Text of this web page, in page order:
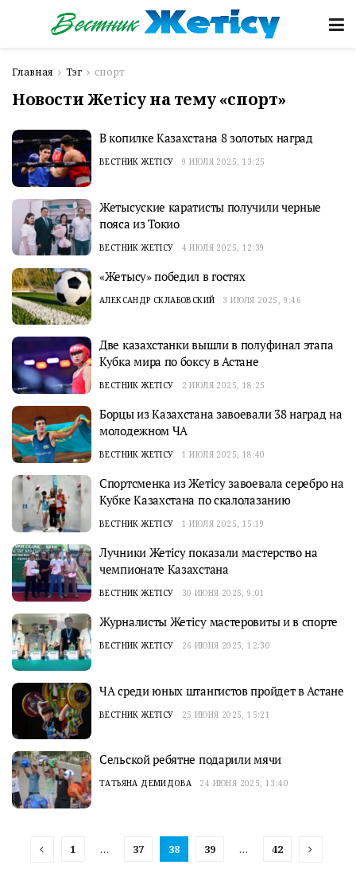
Главная Тэг спорт
Новости Жетісу на тему «спорт»
В копилке Казахстана 8 золотых наград
ВЕСТНИК ЖЕТІСУ 9 ИЮЛЯ 2025, 13:25
Жетысуские каратисты получили черные
пояса из Токио
ВЕСТНИК ЖЕТІСУ 4 ИЮЛЯ 2025, 12:39
«Жетысу» победил в гостях
АЛЕКСАНДР СКЛАБОВСКИЙ 3 ИЮЛЯ 2025, 9:46
Две казахстанки вышли в полуфинал этапа
Кубка мира по боксу в Астане
ВЕСТНИК ЖЕТІСУ 2 ИЮЛЯ 2025, 18:25
Борцы из Казахстана завоевали 38 наград на
молодежном ЧА
ВЕСТНИК ЖЕТІСУ 1 ИЮЛЯ 2025, 18:40
Спортсменка из Жетісу завоевала серебро на
Кубке Казахстана по скалолазанию
ВЕСТНИК ЖЕТІСУ 1 ИЮЛЯ 2025, 15:19
Лучники Жетiсу показали мастерство на
чемпионате Казахстана
ВЕСТНИК ЖЕТІСУ 30 ИЮНЯ 2025, 9:01
Журналисты Жетiсу мастеровиты и в спорте
ВЕСТНИК ЖЕТІСУ 26 ИЮНЯ 2025, 12:30
ЧА среди юных штангистов пройдет в Астане
ВЕСТНИК ЖЕТІСУ 25 ИЮНЯ 2025, 15:21
Сельской ребятне подарили мячи
ТАТЬЯНА ДЕМИДОВА 24 ИЮНЯ 2025, 13:40
1 … 37 38 39 … 42